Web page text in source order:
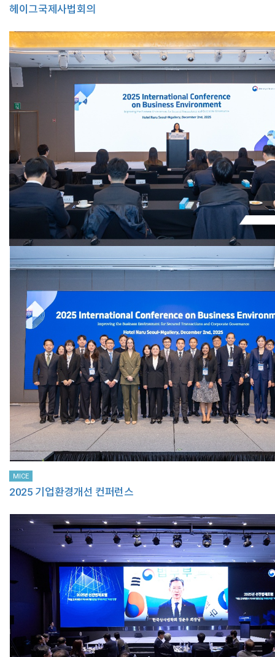
헤이그국제사법회의
MICE
2025 기업환경개선 컨퍼런스